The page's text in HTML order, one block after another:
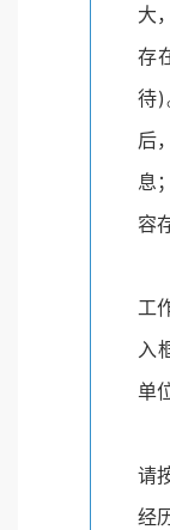
大
存
待)
后
息
容
工
入
单
请
经